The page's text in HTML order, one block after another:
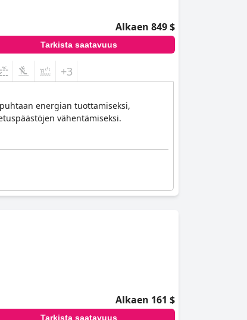
Alkaen 849 $
Tarkista saatavuus
+3
energian tuottamiseksi,
vähentämiseksi.
Alkaen 161 $
Tarkista saatavuus